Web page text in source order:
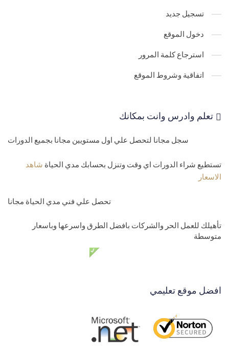
تسجيل جديد
دخول الموقع
استرجاع كلمة المرور
اتفاقية وشروط الموقع
تعلم وادرس وانت بمكانك
سجل مجانا لتحصل علي اول مستويين مجانا بجميع الدورات
تستطيع شراء الدورات اي وقت وتنزل بحسابك مدي الحياة شاهد
الاسعار
تحصل علي فني مدي الحياة مجانا
تأهيلك للعمل الحر والشركات بافضل الطرق واسرعها وباسعار
متوسطة
افضل موقع تعليمي